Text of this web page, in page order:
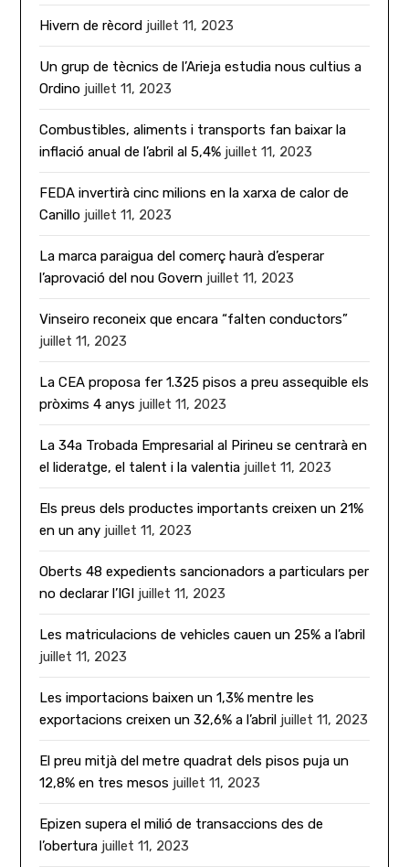
Hivern de rècord juillet 11, 2023
Un grup de tècnics de l’Arieja estudia nous cultius a
Ordino juillet 11, 2023
Combustibles, aliments i transports fan baixar la
inflació anual de l’abril al 5,4% juillet 11, 2023
FEDA invertirà cinc milions en la xarxa de calor de
Canillo juillet 11, 2023
La marca paraigua del comerç haurà d’esperar
l’aprovació del nou Govern juillet 11, 2023
Vinseiro reconeix que encara “falten conductors”
juillet 11, 2023
La CEA proposa fer 1.325 pisos a preu assequible els
pròxims 4 anys juillet 11, 2023
La 34a Trobada Empresarial al Pirineu se centrarà en
el lideratge, el talent i la valentia juillet 11, 2023
Els preus dels productes importants creixen un 21%
en un any juillet 11, 2023
Oberts 48 expedients sancionadors a particulars per
no declarar l’IGI juillet 11, 2023
Les matriculacions de vehicles cauen un 25% a l’abril
juillet 11, 2023
Les importacions baixen un 1,3% mentre les
exportacions creixen un 32,6% a l’abril juillet 11, 2023
El preu mitjà del metre quadrat dels pisos puja un
12,8% en tres mesos juillet 11, 2023
Epizen supera el milió de transaccions des de
l’obertura juillet 11, 2023